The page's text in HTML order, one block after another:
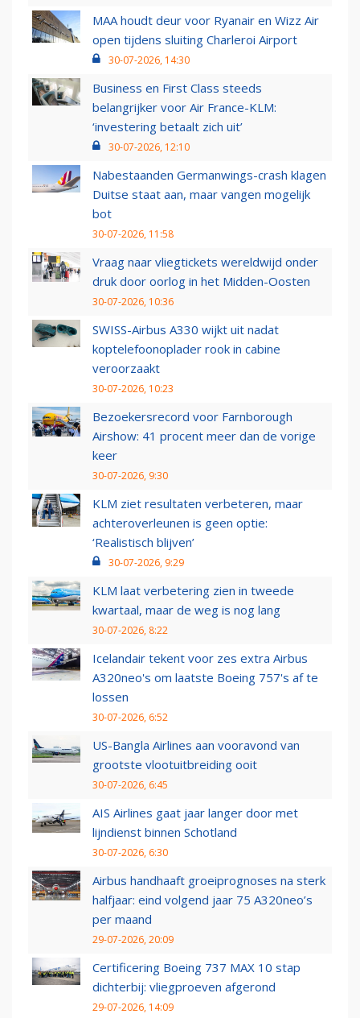
MAA houdt deur voor Ryanair en Wizz Air
open tijdens sluiting Charleroi Airport
30-07-2026, 14:30
Business en First Class steeds
belangrijker voor Air France-KLM:
‘investering betaalt zich uit’
30-07-2026, 12:10
Nabestaanden Germanwings-crash klagen
Duitse staat aan, maar vangen mogelijk
bot
30-07-2026, 11:58
Vraag naar vliegtickets wereldwijd onder
druk door oorlog in het Midden-Oosten
30-07-2026, 10:36
SWISS-Airbus A330 wijkt uit nadat
koptelefoonoplader rook in cabine
veroorzaakt
30-07-2026, 10:23
Bezoekersrecord voor Farnborough
Airshow: 41 procent meer dan de vorige
keer
30-07-2026, 9:30
KLM ziet resultaten verbeteren, maar
achteroverleunen is geen optie:
‘Realistisch blijven’
30-07-2026, 9:29
KLM laat verbetering zien in tweede
kwartaal, maar de weg is nog lang
30-07-2026, 8:22
Icelandair tekent voor zes extra Airbus
A320neo's om laatste Boeing 757's af te
lossen
30-07-2026, 6:52
US-Bangla Airlines aan vooravond van
grootste vlootuitbreiding ooit
30-07-2026, 6:45
AIS Airlines gaat jaar langer door met
lijndienst binnen Schotland
30-07-2026, 6:30
Airbus handhaaft groeiprognoses na sterk
halfjaar: eind volgend jaar 75 A320neo’s
per maand
29-07-2026, 20:09
Certificering Boeing 737 MAX 10 stap
dichterbij: vliegproeven afgerond
29-07-2026, 14:09